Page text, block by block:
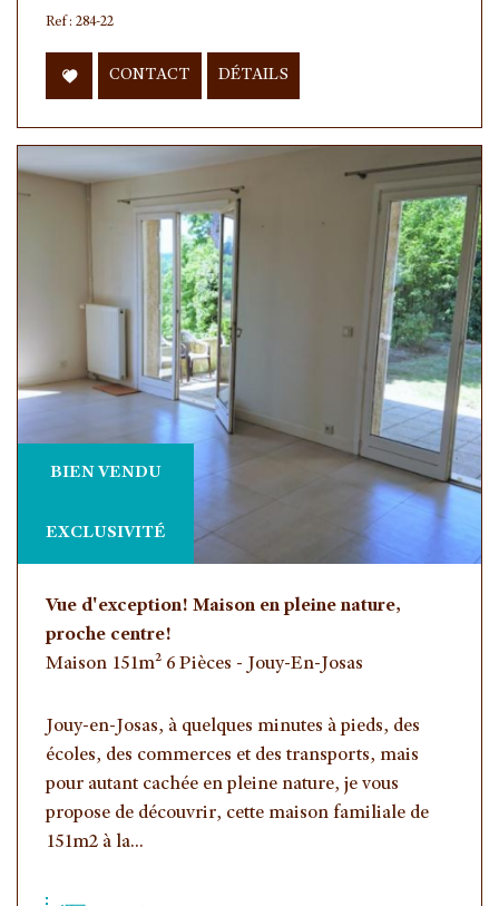
Ref : 284-22
CONTACT DÉTAILS
BIEN VENDU
EXCLUSIVITÉ
Vue d'exception! Maison en pleine nature,
proche centre!
Maison 151m² 6 Pièces - Jouy-En-Josas
Jouy-en-Josas, à quelques minutes à pieds, des
écoles, des commerces et des transports, mais
pour autant cachée en pleine nature, je vous
propose de découvrir, cette maison familiale de
151m2 à la...